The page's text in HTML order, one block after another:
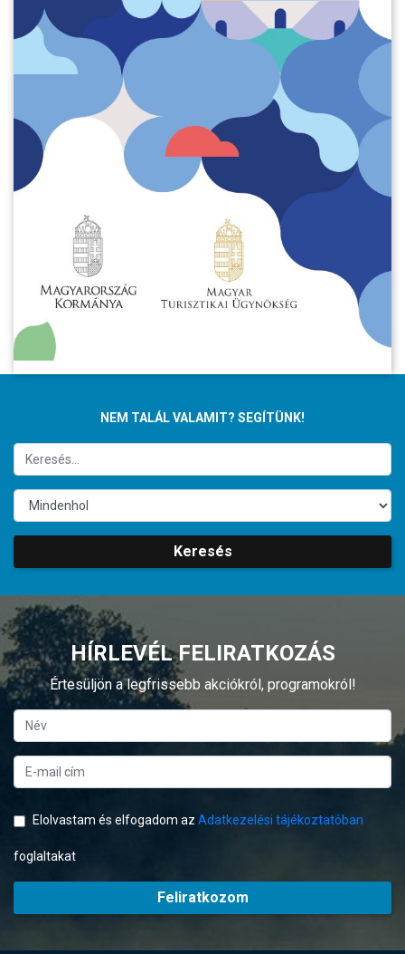
NEM TALÁL VALAMIT? SEGÍTÜNK!
Keresés
HÍRLEVÉL FELIRATKOZÁS
Értesüljön a legfrissebb akciókról, programokról!
Elolvastam és elfogadom az Adatkezelési tájékoztatóban
foglaltakat
Feliratkozom